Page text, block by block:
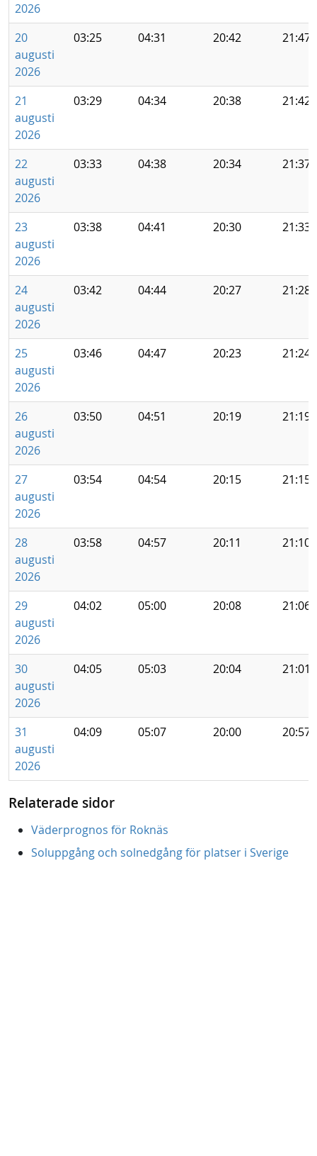
2026
20
augusti
2026
03:25 04:31 20:42 21:47
21
augusti
2026
03:29 04:34 20:38 21:42
22
augusti
2026
03:33 04:38 20:34 21:37
23
augusti
2026
03:38 04:41 20:30 21:33
24
augusti
2026
03:42 04:44 20:27 21:28
25
augusti
2026
03:46 04:47 20:23 21:24
26
augusti
2026
03:50 04:51 20:19 21:19
27
augusti
2026
03:54 04:54 20:15 21:15
28
augusti
2026
03:58 04:57 20:11 21:10
29
augusti
2026
04:02 05:00 20:08 21:06
30
augusti
2026
04:05 05:03 20:04 21:01
31
augusti
2026
04:09 05:07 20:00 20:57
Relaterade sidor
Väderprognos för Roknäs
Soluppgång och solnedgång för platser i Sverige